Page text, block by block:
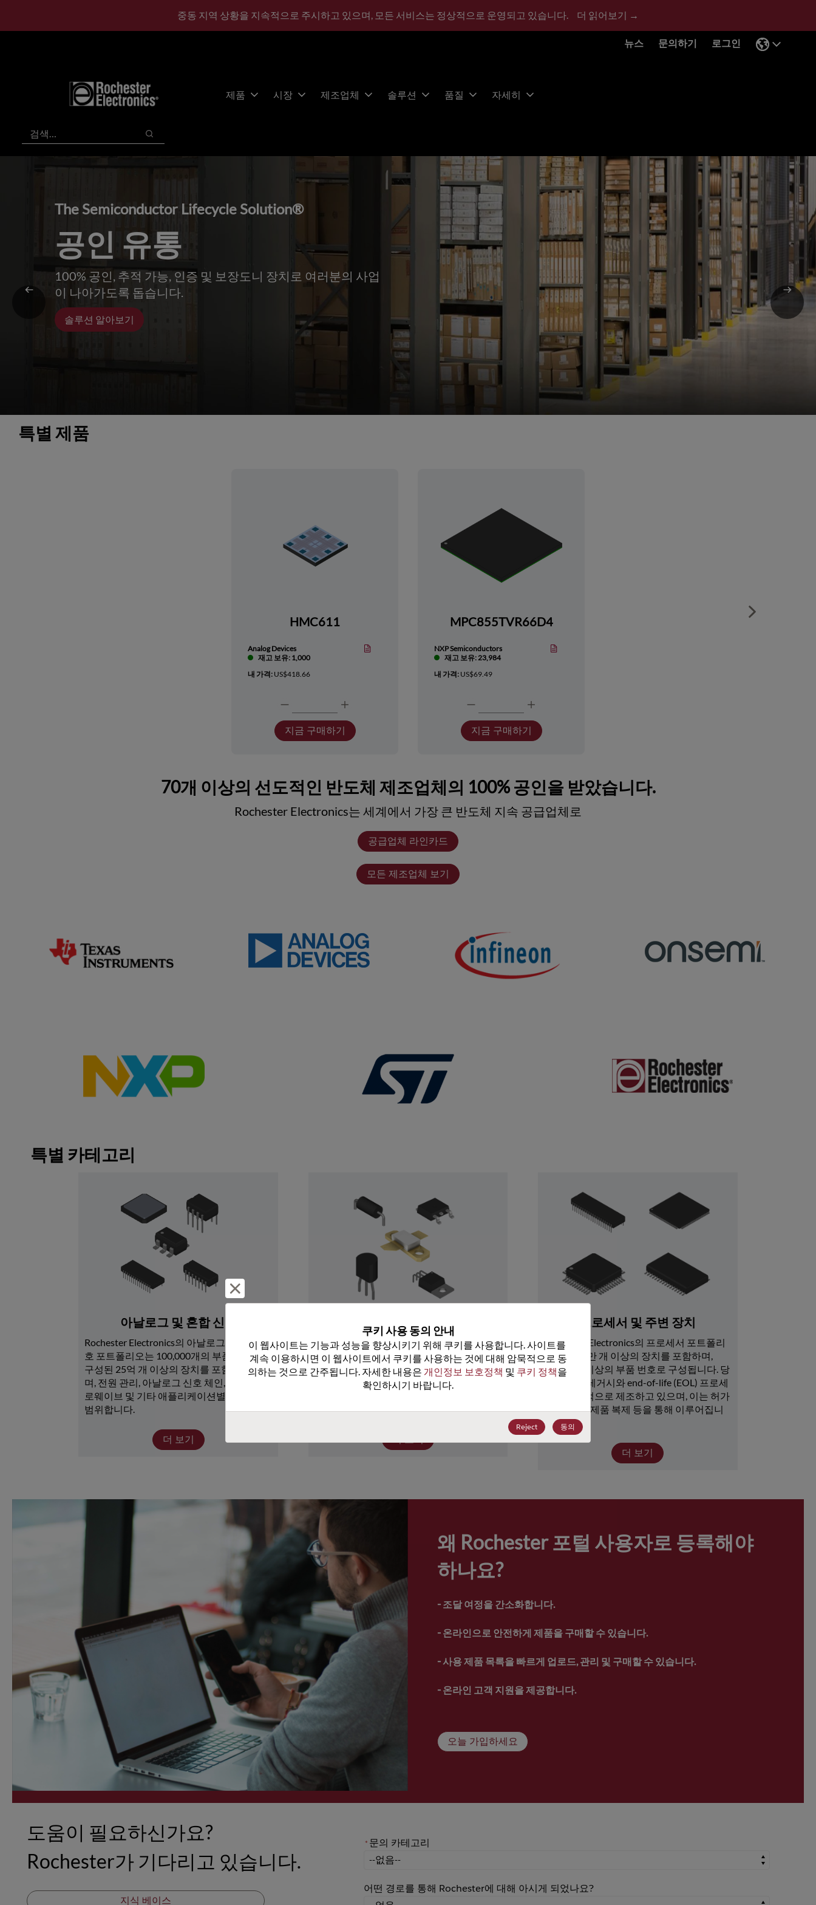
중동 지역 상황을 지속적으로 주시하고 있으며, 모든 서비스는 정상적으로 운영되고 있습니다. 더 읽어보기 →
뉴스 문의하기 로그인
제품 시장 제조업체 솔루션 품질 자세히
검색
검색
The Semiconductor Lifecycle Solution®
공인 유통
100% 공인, 추적 가능, 인증 및 보장도니 장치로 여러분의 사업
이 나아가도록 돕습니다.
솔루션 알아보기
특별 제품
HMC611
Analog Devices
재고 보유: 1,000
내 가격: US$418.66
지금 구매하기
MPC855TVR66D4
NXP Semiconductors
재고 보유: 23,984
내 가격: US$69.49
지금 구매하기
Show next
70개 이상의 선도적인 반도체 제조업체의 100% 공인을 받았습니다.
Rochester Electronics는 세계에서 가장 큰 반도체 지속 공급업체로
공급업체 라인카드
모든 제조업체 보기
특별 카테고리
아날로그 및 혼합 신호
Rochester Electronics의 아날로그 및 혼합 신
호 포트폴리오는 100,000개의 부품 번호로
구성된 25억 개 이상의 장치를 포함하고 있으
며, 전원 관리, 아날로그 신호 체인, RF/마이크
로웨이브 및 기타 애플리케이션별 장치가 광
범위합니다.
더 보기
Rochester의 이산 장치 포트폴리오는 원 부품
40,000개 이상의 부품 번호로 구성된 50억대
이상의 장치를 포함하고 있습니다. Rochester
의 제품 포트폴리오에는 넓은 범위의 전원, 성
및 터미네이션 장치가 포함되어.
더 보기
프로세서 및 주변 장치
Rochester Electronics의 프로세서 포트폴리
오는 7600만 개 이상의 장치를 포함하며,
15,000개 이상의 부품 번호로 구성됩니다. 당
사는 많은 레거시와 end-of-life (EOL) 프로세
서를 지속적으로 제조하고 있으며, 이는 허가
취득, 뱅크, 제품 복제 등을 통해 이루어집니
다.
더 보기
왜 Rochester 포털 사용자로 등록해야
하나요?
- 조달 여정을 간소화합니다.
- 온라인으로 안전하게 제품을 구매할 수 있습니다.
- 사용 제품 목록을 빠르게 업로드, 관리 및 구매할 수 있습니다.
- 온라인 고객 지원을 제공합니다.
오늘 가입하세요
도움이 필요하신가요?
Rochester가 기다리고 있습니다.
지식 베이스
* 문의 카테고리
문의 카테고리
어떤 경로를 통해 Rochester에 대해 아시게 되었나요?
어떤 경로를 통해 Rochester에 대해 아시게 되었나요?
쿠키 사용 동의 안내
이 웹사이트는 기능과 성능을 향상시키기 위해 쿠키를 사용합니다. 사이트를
계속 이용하시면 이 웹사이트에서 쿠키를 사용하는 것에 대해 암묵적으로 동
의하는 것으로 간주됩니다. 자세한 내용은 개인정보 보호정책 및 쿠키 정책을
확인하시기 바랍니다.
Reject 동의